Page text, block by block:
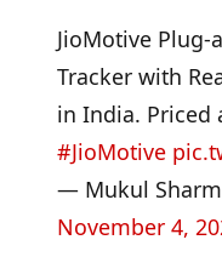
JioMotive Plug-
Tracker with
in India. Priced
#JioMotive
— Mukul
November 4,